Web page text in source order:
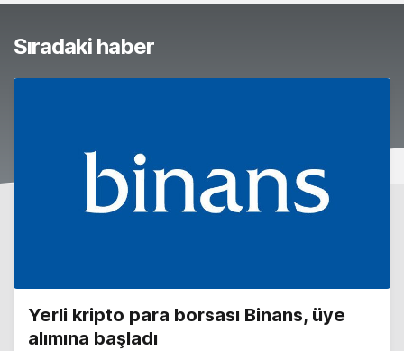
Sıradaki haber
Yerli kripto para borsası Binans, üye
alımına başladı